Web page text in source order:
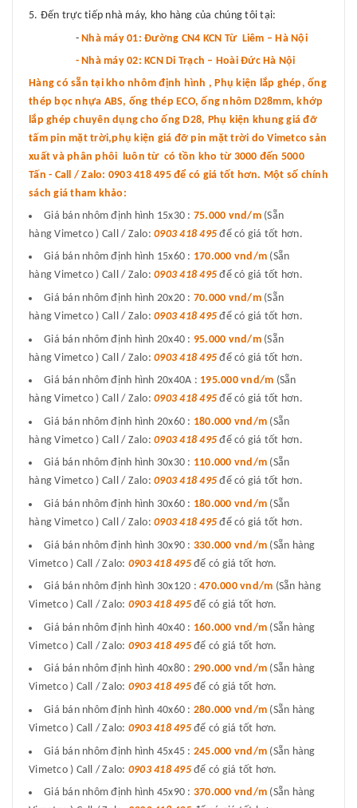
Đến trực tiếp nhà máy, kho hàng của chúng tôi tại:
- Nhà máy 01: Đường CN4 KCN Từ Liêm – Hà Nội
- Nhà máy 02: KCN Di Trạch – Hoài Đức Hà Nội
Hàng có sẵn tại kho nhôm định hình , Phụ kiện lắp ghép, ống
thép bọc nhựa ABS, ống thép ECO, ống nhôm D28mm, khớp
lắp ghép chuyên dụng cho ống D28, Phụ kiện khung giá đỡ
tấm pin mặt trời,phụ kiện giá đỡ pin mặt trời do Vimetco sản
xuất và phân phôi luôn từ có tồn kho từ 3000 đến 5000
Tấn - Call / Zalo: 0903 418 495 để có giá tốt hơn. Một số chính
sách giá tham khảo:
Giá bán nhôm định hình 15x30 : 75.000 vnd/m (Sẵn
hàng Vimetco ) Call / Zalo: 0903 418 495 để có giá tốt hơn.
Giá bán nhôm định hình 15x60 : 170.000 vnd/m (Sẵn
hàng Vimetco ) Call / Zalo: 0903 418 495 để có giá tốt hơn.
Giá bán nhôm định hình 20x20 : 70.000 vnd/m (Sẵn
hàng Vimetco ) Call / Zalo: 0903 418 495 để có giá tốt hơn.
Giá bán nhôm định hình 20x40 : 95.000 vnd/m (Sẵn
hàng Vimetco ) Call / Zalo: 0903 418 495 để có giá tốt hơn.
Giá bán nhôm định hình 20x40A : 195.000 vnd/m (Sẵn
hàng Vimetco ) Call / Zalo: 0903 418 495 để có giá tốt hơn.
Giá bán nhôm định hình 20x60 : 180.000 vnd/m (Sẵn
hàng Vimetco ) Call / Zalo: 0903 418 495 để có giá tốt hơn.
Giá bán nhôm định hình 30x30 : 110.000 vnd/m (Sẵn
hàng Vimetco ) Call / Zalo: 0903 418 495để có giá tốt hơn.
Giá bán nhôm định hình 30x60 : 180.000 vnd/m (Sẵn
hàng Vimetco ) Call / Zalo: 0903 418 495 để có giá tốt hơn.
Giá bán nhôm định hình 30x90 : 330.000 vnd/m (Sẵn hàng
Vimetco ) Call / Zalo: 0903 418 495 để có giá tốt hơn.
Giá bán nhôm định hình 30x120 : 470.000 vnd/m (Sẵn hàng
Vimetco ) Call / Zalo: 0903 418 495để có giá tốt hơn.
Giá bán nhôm định hình 40x40 : 160.000 vnd/m (Sẵn hàng
Vimetco ) Call / Zalo: 0903 418 495để có giá tốt hơn.
Giá bán nhôm định hình 40x80 : 290.000 vnd/m (Sẵn hàng
Vimetco ) Call / Zalo: 0903 418 495để có giá tốt hơn.
Giá bán nhôm định hình 40x60 : 280.000 vnd/m (Sẵn hàng
Vimetco ) Call / Zalo: 0903 418 495để có giá tốt hơn.
Giá bán nhôm định hình 45x45 : 245.000 vnd/m (Sẵn hàng
Vimetco ) Call / Zalo: 0903 418 495 để có giá tốt hơn.
Giá bán nhôm định hình 45x90 : 370.000 vnd/m (Sẵn hàng